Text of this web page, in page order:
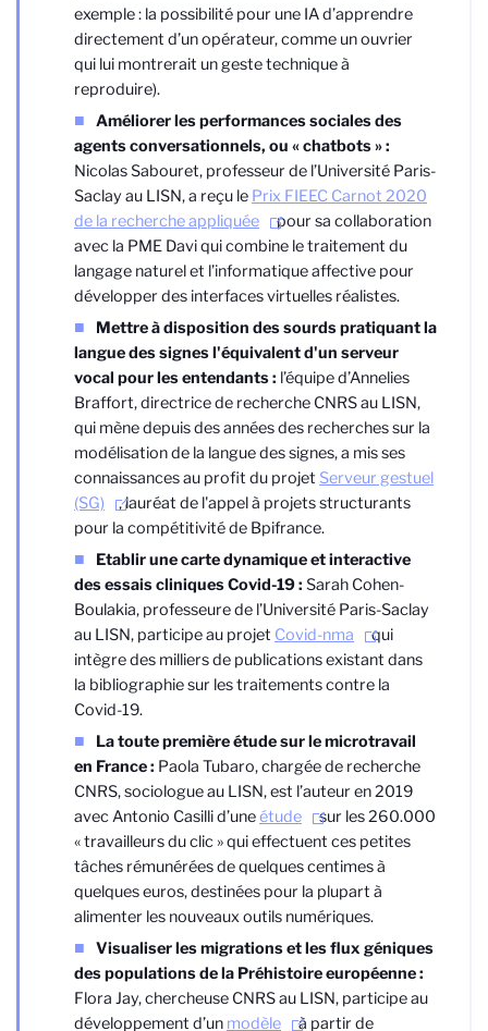
exemple : la possibilité pour une IA d’apprendre
directement d’un opérateur, comme un ouvrier
qui lui montrerait un geste technique à
reproduire).
Améliorer les performances sociales des
agents conversationnels, ou « chatbots » :
Nicolas Sabouret, professeur de l’Université Paris-
Saclay au LISN, a reçu le Prix FIEEC Carnot 2020
de la recherche appliquée
pour sa collaboration
avec la PME Davi qui combine le traitement du
langage naturel et l’informatique affective pour
développer des interfaces virtuelles réalistes.
Mettre à disposition des sourds pratiquant la
langue des signes l'équivalent d'un serveur
vocal pour les entendants : l’équipe d’Annelies
Braffort, directrice de recherche CNRS au LISN,
qui mène depuis des années des recherches sur la
modélisation de la langue des signes, a mis ses
connaissances au profit du projet Serveur gestuel
(SG)
, lauréat de l'appel à projets structurants
pour la compétitivité de Bpifrance.
Etablir une carte dynamique et interactive
des essais cliniques Covid-19 : Sarah Cohen-
Boulakia, professeure de l’Université Paris-Saclay
au LISN, participe au projet Covid-nma
qui
intègre des milliers de publications existant dans
la bibliographie sur les traitements contre la
Covid-19.
La toute première étude sur le microtravail
en France : Paola Tubaro, chargée de recherche
CNRS, sociologue au LISN, est l’auteur en 2019
avec Antonio Casilli d’uneétude
sur les 260.000
« travailleurs du clic » qui effectuent ces petites
tâches rémunérées de quelques centimes à
quelques euros, destinées pour la plupart à
alimenter les nouveaux outils numériques.
Visualiser les migrations et les flux géniques
des populations de la Préhistoire européenne :
Flora Jay, chercheuse CNRS au LISN, participe au
développement d’un modèle à partir de